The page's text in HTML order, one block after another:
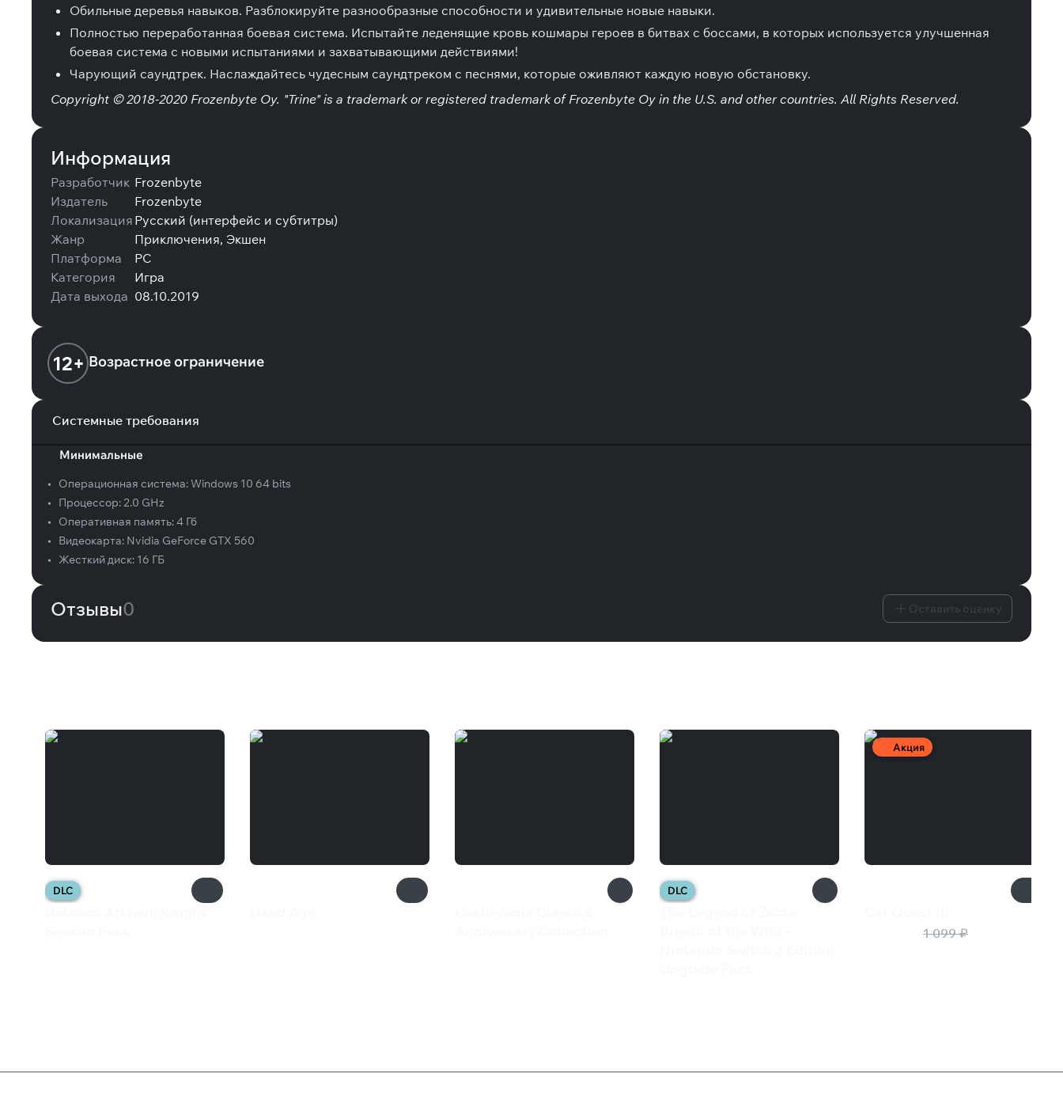
Обильные деревья навыков. Разблокируйте разнообразные способности и удивительные новые навыки.
Полностью переработанная боевая система. Испытайте леденящие кровь кошмары героев в битвах с боссами, в которых используется улучшенная
боевая система с новыми испытаниями и захватывающими действиями!
Чарующий саундтрек. Наслаждайтесь чудесным саундтреком с песнями, которые оживляют каждую новую обстановку.
Copyright © 2018-2020 Frozenbyte Oy. "Trine" is a trademark or registered trademark of Frozenbyte Oy in the U.S. and other countries. All Rights Reserved.
Информация
Разработчик Frozenbyte
Издатель
Frozenbyte
Локализация Русский (интерфейс и субтитры)
Жанр
Приключения, Экшен
Платформа
PC
Категория
Игра
Дата выхода 08.10.2019
12+ Возрастное ограничение
Системные требования
Минимальные
• Операционная система:Windows 10 64 bits
•
Процессор:2.0 GHz
•
Оперативная память:4 Гб
•
Видеокарта: Nvidia GeForce GTX 560
•
Жесткий диск: 16 ГБ
Отзывы0
DLC DLC
Акция
1 099 ₽